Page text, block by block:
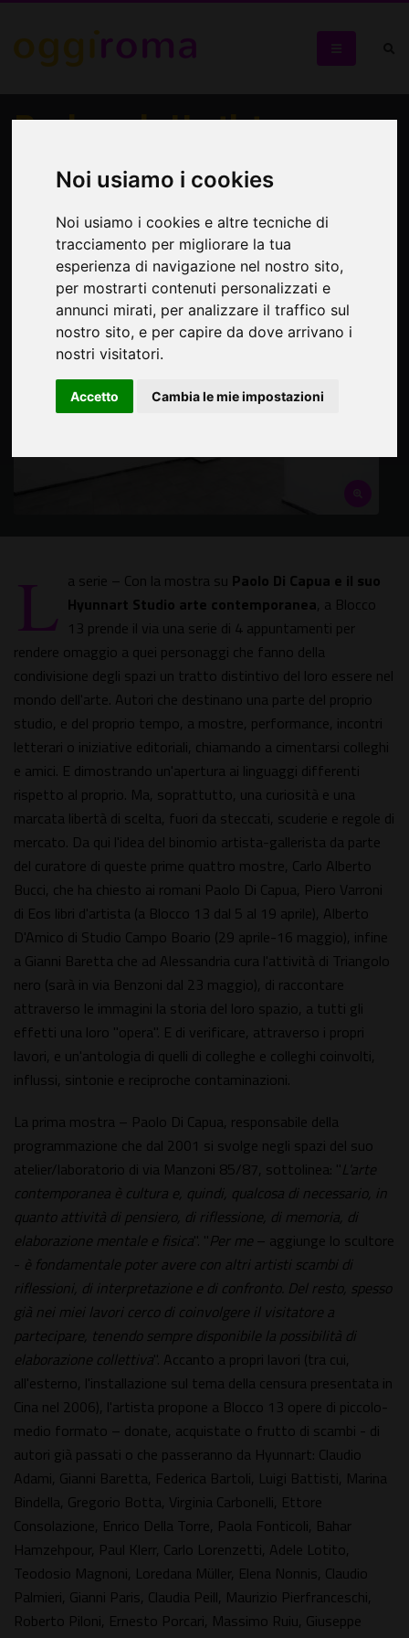
Noi usiamo i cookies
Noi usiamo i cookies e altre tecniche di
tracciamento per migliorare la tua
esperienza di navigazione nel nostro sito,
per mostrarti contenuti personalizzati e
annunci mirati, per analizzare il traffico sul
nostro sito, e per capire da dove arrivano i
nostri visitatori.
Accetto Cambia le mie impostazioni
Per la serie L'artista-
gallerista
L a serie – Con la mostra su Paolo Di Capua e il suo
Hyunnart Studio arte contemporanea, a Blocco
13 prende il via una serie di 4 appuntamenti per
rendere omaggio a quei personaggi che fanno della
condivisione degli spazi un tratto distintivo del loro essere nel
mondo dell'arte. Autori che destinano una parte del proprio
studio, e del proprio tempo, a mostre, performance, incontri
letterari o iniziative editoriali, chiamando a cimentarsi colleghi
e amici. E dimostrando un'apertura ai linguaggi differenti
rispetto al proprio. Ma, soprattutto, una curiosità e una
marcata libertà di scelta, fuori da steccati, scuderie e regole di
mercato. Da qui l'idea del binomio artista-gallerista da parte
del curatore di queste prime quattro mostre, Carlo Alberto
Bucci, che ha chiesto ai romani Paolo Di Capua, Piero Varroni
di Eos libri d'artista (a Blocco 13 dal 5 al 19 aprile), Alberto
D'Amico di Studio Campo Boario (29 aprile-16 maggio), infine
a Gianni Baretta che ad Alessandria cura l'attività di Triangolo
nero (sarà in via Benzoni dal 23 maggio), di raccontare
attraverso le immagini la storia del loro spazio, a tutti gli
effetti una loro "opera". E di verificare, attraverso i propri
lavori, e un'antologia di quelli di colleghe e colleghi coinvolti,
influssi, sintonie e reciproche contaminazioni.
La prima mostra – Paolo Di Capua, responsabile della
programmazione che dal 2001 si svolge negli spazi del suo
atelier/laboratorio di via Manzoni 85/87, sottolinea: "L'arte
contemporanea è cultura e, quindi, qualcosa di necessario, in
quanto attività di pensiero, di riflessione, di memoria, di
elaborazione mentale e fisica". "Per me – aggiunge lo scultore
- è fondamentale poter avere con altri artisti scambi di
riflessioni, di interpretazione e di confronto. Del resto, spesso
già nei miei lavori cerco di coinvolgere il visitatore a
partecipare, tenendo sempre disponibile la possibilità di
elaborazione collettiva". Accanto a propri lavori (tra cui,
all'esterno, l'installazione sul tema della censura presentata in
Cina nel 2006), l'artista propone a Blocco 13 opere di piccolo-
medio formato – donate, acquistate o frutto di scambi - di
autori già passati o che passeranno da Hyunnart: Claudio
Adami, Gianni Baretta, Federica Bartoli, Luigi Battisti, Marina
Bindella, Gregorio Botta, Virginia Carbonelli, Ettore
Consolazione, Enrico Della Torre, Paola Fonticoli, Bahar
Hamzehpour, Paul Klerr, Carlo Lorenzetti, Adele Lotito,
Teodosio Magnoni, Loredana Müller, Elena Nonnis, Claudio
Palmieri, Gianni Paris, Claudia Peill, Maurizio Pierfranceschi,
Roberto Piloni, Ernesto Porcari, Massimo Ruiu, Giuseppe